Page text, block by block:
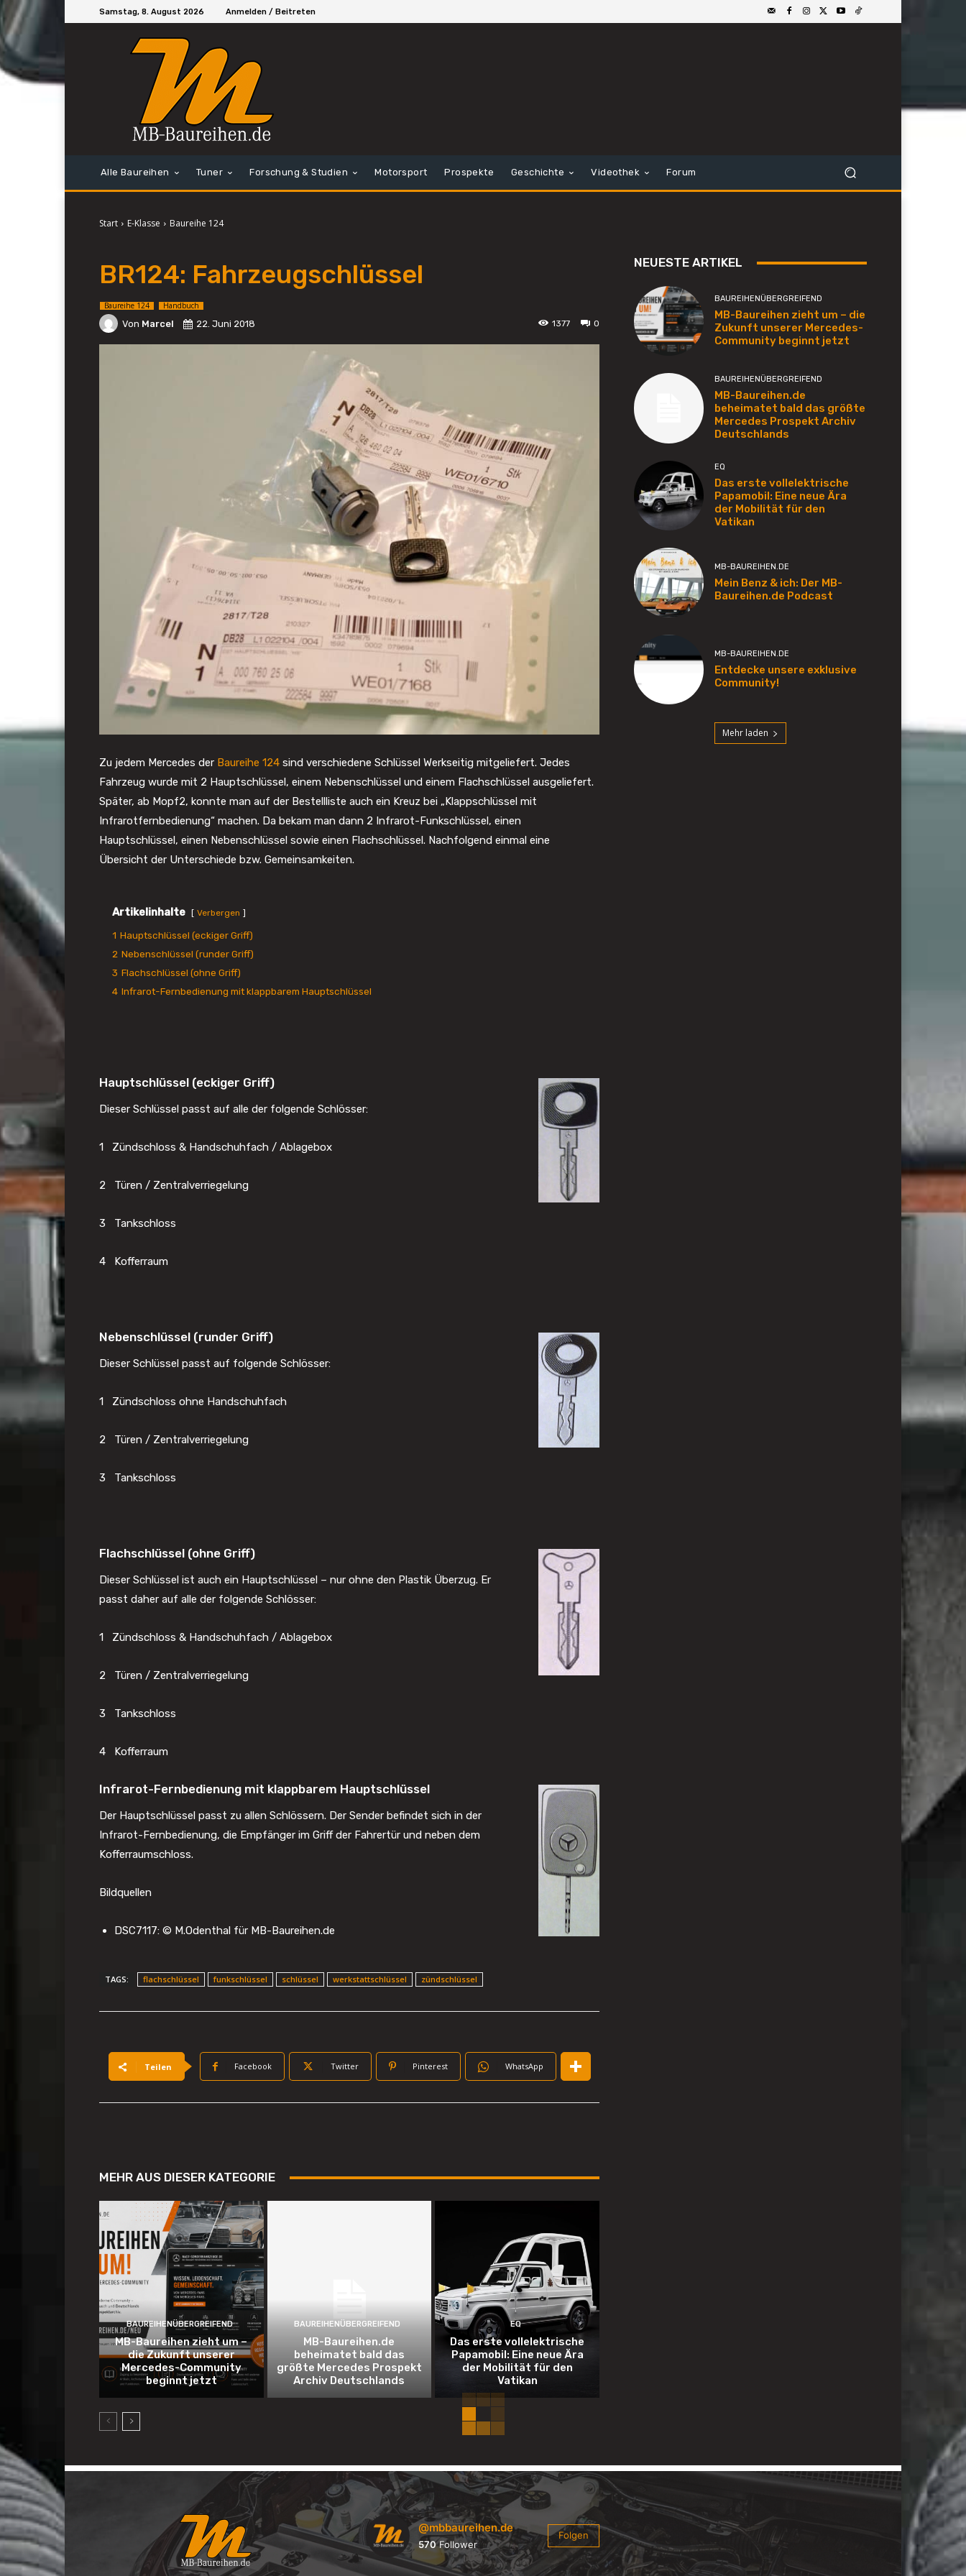
Samstag, 8. August 2026 Anmelden / Beitreten
Alle Baureihen Tuner Forschung & Studien Motorsport Prospekte Geschichte Videothek Forum
Start E-Klasse Baureihe 124
BR124: Fahrzeugschlüssel
Baureihe 124 Handbuch
Von Marcel 0
22. Juni 2018 1377
Zu jedem Mercedes der Baureihe 124 sind verschiedene Schlüssel Werkseitig mitgeliefert. Jedes
Fahrzeug wurde mit 2 Hauptschlüssel, einem Nebenschlüssel und einem Flachschlüssel ausgeliefert.
Später, ab Mopf2, konnte man auf der Bestellliste auch ein Kreuz bei „Klappschlüssel mit
Infrarotfernbedienung“ machen. Da bekam man dann 2 Infrarot-Funkschlüssel, einen
Hauptschlüssel, einen Nebenschlüssel sowie einen Flachschlüssel. Nachfolgend einmal eine
Übersicht der Unterschiede bzw. Gemeinsamkeiten.
Artikelinhalte Verbergen
1 Hauptschlüssel (eckiger Griff)
2 Nebenschlüssel (runder Griff)
3 Flachschlüssel (ohne Griff)
4 Infrarot-Fernbedienung mit klappbarem Hauptschlüssel
Hauptschlüssel (eckiger Griff)
Dieser Schlüssel passt auf alle der folgende Schlösser:
1 Zündschloss & Handschuhfach / Ablagebox
2 Türen / Zentralverriegelung
3 Tankschloss
4 Kofferraum
Nebenschlüssel (runder Griff)
Dieser Schlüssel passt auf folgende Schlösser:
1 Zündschloss ohne Handschuhfach
2 Türen / Zentralverriegelung
3 Tankschloss
Flachschlüssel (ohne Griff)
Dieser Schlüssel ist auch ein Hauptschlüssel – nur ohne den Plastik Überzug. Er
passt daher auf alle der folgende Schlösser:
1 Zündschloss & Handschuhfach / Ablagebox
2 Türen / Zentralverriegelung
3 Tankschloss
4 Kofferraum
Infrarot-Fernbedienung mit klappbarem Hauptschlüssel
Der Hauptschlüssel passt zu allen Schlössern. Der Sender befindet sich in der
Infrarot-Fernbedienung, die Empfänger im Griff der Fahrertür und neben dem
Kofferraumschloss.
Bildquellen
DSC7117: © M.Odenthal für MB-Baureihen.de
TAGS: flachschlüssel funkschlüssel schlüssel werkstattschlüssel zündschlüssel
Teilen Facebook Twitter Pinterest WhatsApp
MEHR AUS DIESER KATEGORIE
BAUREIHENÜBERGREIFEND
MB-Baureihen zieht um –
die Zukunft unserer
Mercedes-Community
beginnt jetzt
BAUREIHENÜBERGREIFEND
MB-Baureihen.de
beheimatet bald das
größte Mercedes Prospekt
Archiv Deutschlands
EQ
Das erste vollelektrische
Papamobil: Eine neue Ära
der Mobilität für den
Vatikan
NEUESTE ARTIKEL
BAUREIHENÜBERGREIFEND
MB-Baureihen zieht um – die
Zukunft unserer Mercedes-
Community beginnt jetzt
BAUREIHENÜBERGREIFEND
MB-Baureihen.de
beheimatet bald das größte
Mercedes Prospekt Archiv
Deutschlands
EQ
Das erste vollelektrische
Papamobil: Eine neue Ära
der Mobilität für den
Vatikan
MB-BAUREIHEN.DE
Mein Benz & ich: Der MB-
Baureihen.de Podcast
MB-BAUREIHEN.DE
Entdecke unsere exklusive
Community!
Mehr laden
@mbbaureihen.de
570Follower
Folgen